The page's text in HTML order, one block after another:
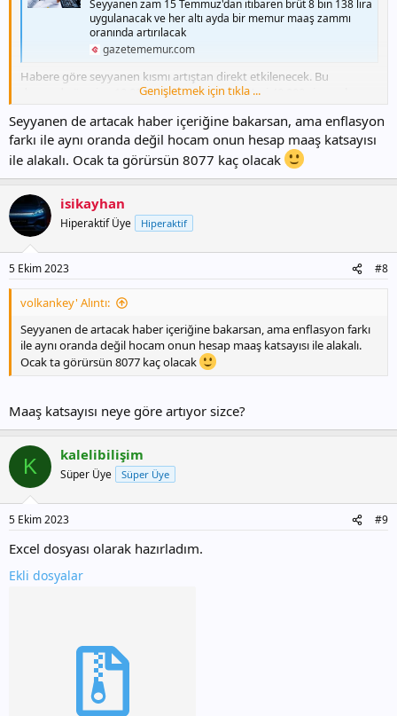
Seyyanen zam 15 Temmuz'dan itibaren brüt 8 bin 138 lira
uygulanacak ve her altı ayda bir memur maaş zammı
oranında artırılacak
gazetememur.com
Habere göre seyyanen kısmı artıştan direkt etkilenecek. Bu
durumda üzerine 12.000 eklenmesi gerekir. Yani 40.000 civarı olması
gerekir.
Genişletmek için tıkla ...
Seyyanen de artacak haber içeriğine bakarsan, ama enflasyon
farkı ile aynı oranda değil hocam onun hesap maaş katsayısı
ile alakalı. Ocak ta görürsün 8077 kaç olacak
isikayhan
Hiperaktif Üye Hiperaktif
5 Ekim 2023 #8
volkankey' Alıntı:
Seyyanen de artacak haber içeriğine bakarsan, ama enflasyon farkı
ile aynı oranda değil hocam onun hesap maaş katsayısı ile alakalı.
Ocak ta görürsün 8077 kaç olacak
Maaş katsayısı neye göre artıyor sizce?
K kalelibilişim
Süper Üye Süper Üye
5 Ekim 2023 #9
Excel dosyası olarak hazırladım.
Ekli dosyalar